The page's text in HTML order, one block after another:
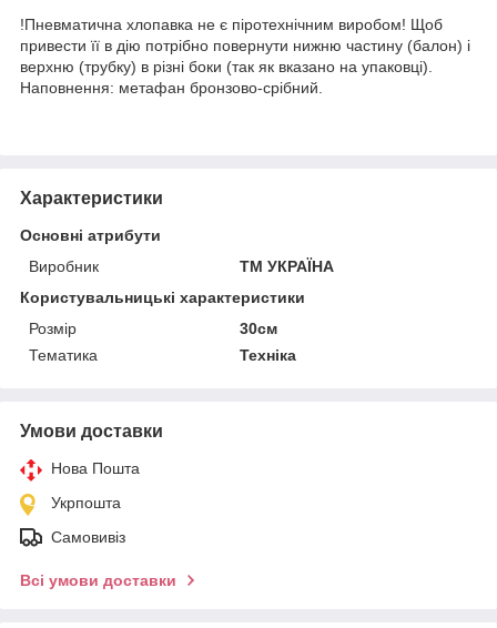
!Пневматична хлопавка не є піротехнічним виробом! Щоб
привести її в дію потрібно повернути нижню частину (балон) і
верхню (трубку) в різні боки (так як вказано на упаковці).
Наповнення: метафан бронзово-срібний.
Характеристики
Основні атрибути
Виробник
ТМ УКРАЇНА
Користувальницькі характеристики
Розмір
30см
Тематика
Техніка
Умови доставки
Нова Пошта
Укрпошта
Самовивіз
Всі умови доставки